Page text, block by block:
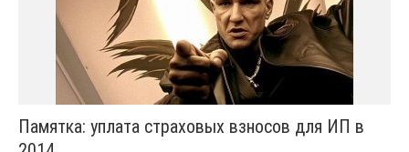
Памятка: уплата страховых взносов для ИП в